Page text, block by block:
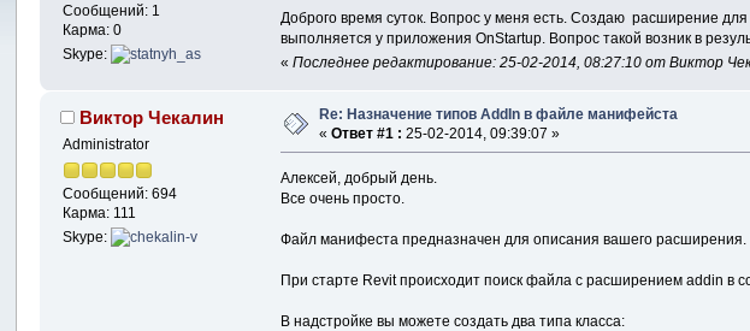
Сообщений: 1
Карма: 0
Skype:
Доброго время суток. Вопрос у меня есть. Создаю расширение
выполняется у приложения OnStartup. Вопрос такой возник в
«Последнее редактирование: 25-02-2014, 08:27:10 от Виктор
Виктор Чекалин
Administrator
Сообщений: 694
Карма: 111
Skype:
Re: Назначение типов AddIn в файле манифейста
«Ответ #1 : 25-02-2014, 09:39:07 »
Алексей, добрый день.
Все очень просто.
Файл манифеста предназначен для описания вашего
При старте Revit происходит поиск файла c расширением addin в
В надстройке вы можете создать два типа класса: